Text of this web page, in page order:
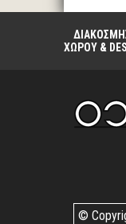
ΧΩΡΟΥ &
©